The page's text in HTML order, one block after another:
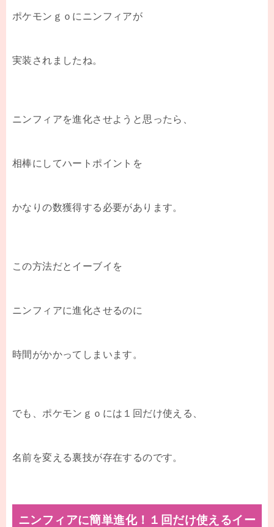
ポケモンｇｏにニンフィアが
実装されましたね。
ニンフィアを進化させようと思ったら、
相棒にしてハートポイントを
かなりの数獲得する必要があります。
この方法だとイーブイを
ニンフィアに進化させるのに
時間がかかってしまいます。
でも、ポケモンｇｏには１回だけ使える、
名前を変える裏技が存在するのです。
ニンフィアに簡単進化！１回だけ使えるイー